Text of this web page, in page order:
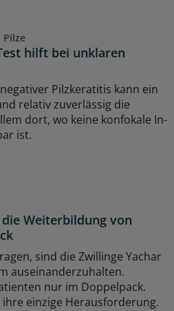
hilft bei unklaren
Pilzkeratitis kann ein
relativ zuverlässig die
dort, wo keine konfokale In-
ist.
Weiterbildung von
sind die Zwillinge Yachar
auseinanderzuhalten.
nur im Doppelpack.
einzige Herausforderung.